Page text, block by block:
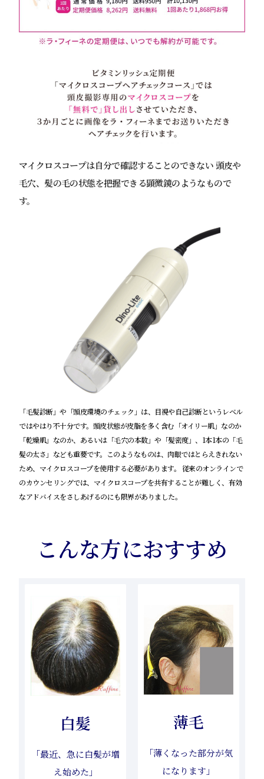
マイクロスコープは自分で確認することのできない 頭皮や
毛穴、髪の毛の状態を把握できる顕微鏡のようなもので
す。
「毛髪診断」や「頭皮環境のチェック」は、目視や自己診断というレベル
ではやはり不十分です。頭皮状態が皮脂を多く含む「オイリー肌」なのか
「乾燥肌」なのか、あるいは「毛穴の本数」や「髪密度」、1本1本の「毛
髪の太さ」なども重要です。このようなものは、肉眼ではとらえきれない
ため、マイクロスコープを使用する必要があります。 従来のオンラインで
のカウンセリングでは、マイクロスコープを共有することが難しく、有効
なアドバイスをさしあげるのにも限界がありました。
こんな方におすすめ
白髪
「最近、急に白髪が増
え始めた」
薄毛
「薄くなった部分が気
になります」